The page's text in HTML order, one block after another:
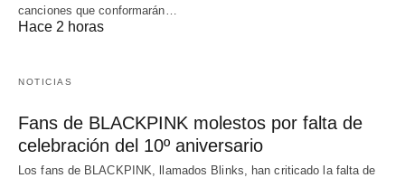
canciones que conformarán…
Hace 2 horas
NOTICIAS
Fans de BLACKPINK molestos por falta de
celebración del 10º aniversario
Los fans de BLACKPINK, llamados Blinks, han criticado la falta de